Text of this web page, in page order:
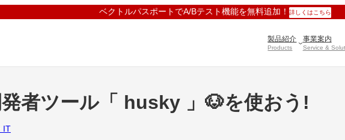
ベクトルパスポートでA/Bテスト機能を無料追加！ 詳しくはこちら
製品紹介
Products
事業案内
Service &
者ツール「 husky 」🐶を使おう!
IT